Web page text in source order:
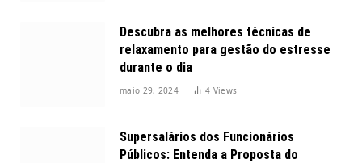
Descubra as melhores técnicas de
relaxamento para gestão do estresse
durante o dia
maio 29, 2024 4 Views
Supersalários dos Funcionários
Públicos: Entenda a Proposta do